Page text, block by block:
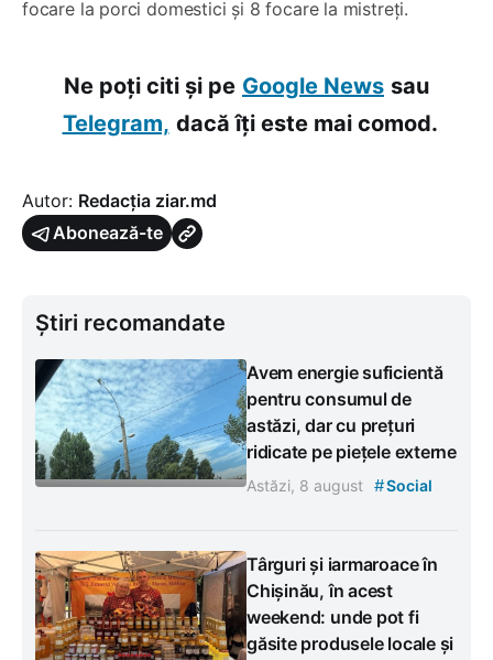
focare la porci domestici și 8 focare la mistreți.
Ne poți citi și pe Google News sau
Telegram, dacă îți este mai comod.
Autor: Redacția ziar.md
Abonează-te
Știri recomandate
Avem energie suficientă
pentru consumul de
astăzi, dar cu prețuri
ridicate pe piețele externe
Astăzi, 8 august #Social
Târguri și iarmaroace în
Chișinău, în acest
weekend: unde pot fi
găsite produsele locale și